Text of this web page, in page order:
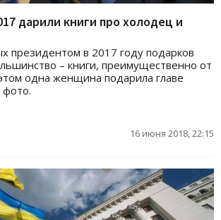
дарили книги про холодец и
президентом в 2017 году подарков
– книги, преимущественно от
одна женщина подарила главе
фото.
16 июня 2018, 22:15